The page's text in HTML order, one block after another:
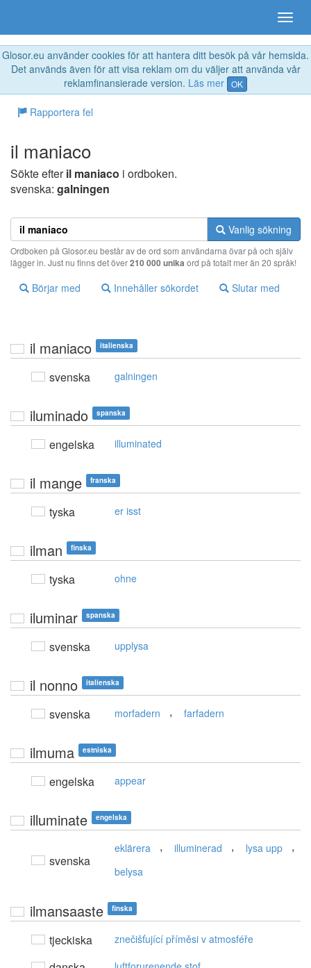
Glosor.eu använder cookies för att hantera ditt besök på vår hemsida.
Det används även för att visa reklam om du väljer att använda vår
reklamfinansierade version. Läs mer OK
Rapportera fel
il maniaco
Sökte efteril maniaco i ordboken.
svenska: galningen
Vanlig sökning
Ordboken på Glosor.eu består av de ord som användarna övar på och själv
lägger in. Just nu finns det över210 000 unika ord på totalt mer än 20 språk!
Börjar med Innehåller sökordet Slutar med
il maniaco italienska
svenska galningen
iluminado spanska
engelska illuminated
il mange franska
tyska er isst
ilman finska
tyska ohne
iluminar spanska
svenska upplysa
il nonno italienska
svenska morfadern , farfadern
ilmuma estniska
engelska appear
illuminate engelska
svenska
eklärera , illuminerad , lysa upp ,
belysa
ilmansaaste finska
tjeckiska znečišťující příměsi v atmosféře